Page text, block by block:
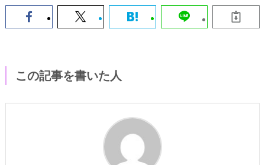
この記事を書いた人